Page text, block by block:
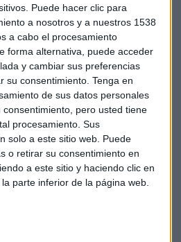
Puede hacer clic para
a nosotros y a nuestros 1538
a cabo el procesamiento
forma alternativa, puede acceder
y cambiar sus preferencias
su consentimiento. Tenga en
de sus datos personales
pero usted tiene
procesamiento. Sus
solo a este sitio web. Puede
o retirar su consentimiento en
a este sitio y haciendo clic en
parte inferior de la página web.
Profim Ventas